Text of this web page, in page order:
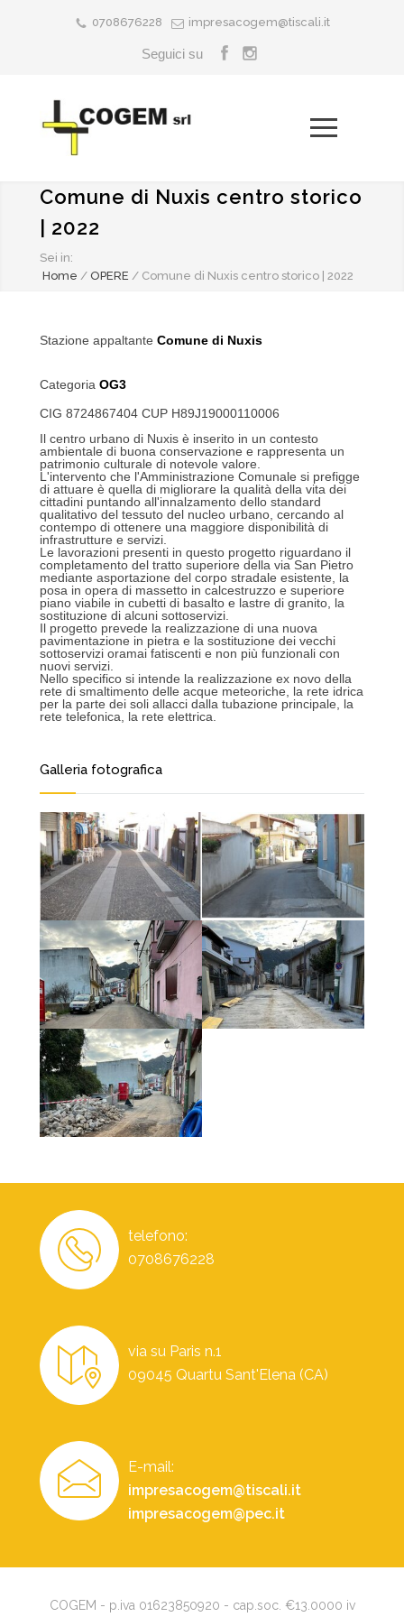
0708676228 impresacogem@tiscali.it
Seguici su
Comune di Nuxis centro storico
| 2022
Sei in:
Home / OPERE / Comune di Nuxis centro storico | 2022
Stazione appaltante Comune di Nuxis
Categoria OG3
CIG 8724867404 CUP H89J19000110006
Il centro urbano di Nuxis è inserito in un contesto
ambientale di buona conservazione e rappresenta un
patrimonio culturale di notevole valore.
L'intervento che l'Amministrazione Comunale si prefigge
di attuare è quella di migliorare la qualità della vita dei
cittadini puntando all'innalzamento dello standard
qualitativo del tessuto del nucleo urbano, cercando al
contempo di ottenere una maggiore disponibilità di
infrastrutture e servizi.
Le lavorazioni presenti in questo progetto riguardano il
completamento del tratto superiore della via San Pietro
mediante asportazione del corpo stradale esistente, la
posa in opera di massetto in calcestruzzo e superiore
piano viabile in cubetti di basalto e lastre di granito, la
sostituzione di alcuni sottoservizi.
Il progetto prevede la realizzazione di una nuova
pavimentazione in pietra e la sostituzione dei vecchi
sottoservizi oramai fatiscenti e non più funzionali con
nuovi servizi.
Nello specifico si intende la realizzazione ex novo della
rete di smaltimento delle acque meteoriche, la rete idrica
per la parte dei soli allacci dalla tubazione principale, la
rete telefonica, la rete elettrica.
Galleria fotografica
telefono:
0708676228
via su Paris n.1
09045 Quartu Sant'Elena (CA)
E-mail:
impresacogem@tiscali.it
impresacogem@pec.it
COGEM - p.iva 01623850920 - cap.soc. €13.0000 iv